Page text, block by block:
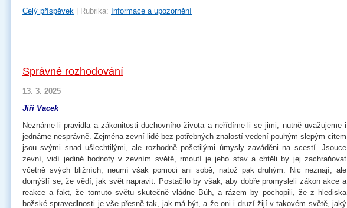
Celý příspěvek Rubrika: Informace a upozornění
Správné rozhodování
13. 3. 2025
Jiří Vacek
Neznáme-li pravidla a zákonitosti duchovního života a neřídíme-li se jimi, nutně uvažujeme i
jednáme nesprávně. Zejména zevní lidé bez potřebných znalostí vedení pouhým slepým citem
jsou svými snad ušlechtilými, ale rozhodně pošetilými úmysly zaváděni na scestí. Jsouce
zevní, vidí jediné hodnoty v zevním světě, rmoutí je jeho stav a chtěli by jej zachraňovat
včetně svých bližních; neumí však pomoci ani sobě, natož pak druhým. Nic neznají, ale
domýšlí se, že vědí, jak svět napravit. Postačilo by však, aby dobře promysleli zákon akce a
reakce a fakt, že tomuto světu skutečně vládne Bůh, a rázem by pochopili, že z hlediska
božské spravedlnosti je vše přesně tak, jak má být, a že oni i druzí žijí v takovém světě, jaký